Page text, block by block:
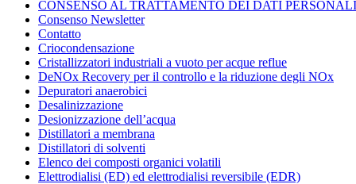
CONSENSO AL TRATTAMENTO DEI DATI PERSONALI
Consenso Newsletter
Contatto
Criocondensazione
Cristallizzatori industriali a vuoto per acque reflue
DeNOx Recovery per il controllo e la riduzione degli NOx
Depuratori anaerobici
Desalinizzazione
Desionizzazione dell’acqua
Distillatori a membrana
Distillatori di solventi
Elenco dei composti organici volatili
Elettrodialisi (ED) ed elettrodialisi reversibile (EDR)